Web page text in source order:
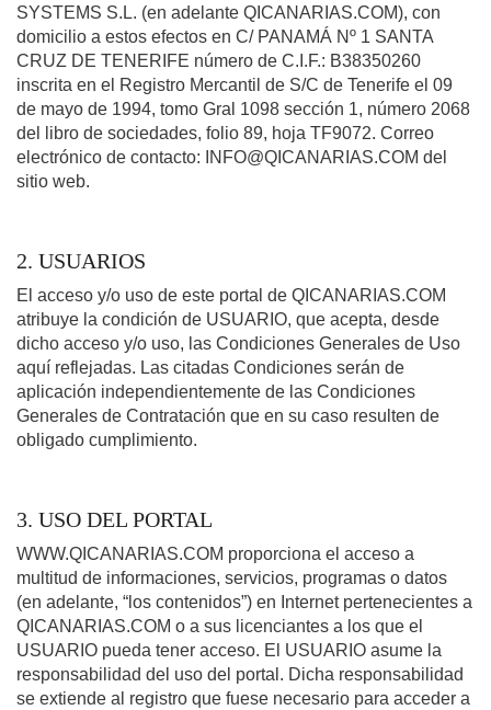
SYSTEMS S.L. (en adelante QICANARIAS.COM), con
domicilio a estos efectos en C/ PANAMÁ Nº 1 SANTA
CRUZ DE TENERIFE número de C.I.F.: B38350260
inscrita en el Registro Mercantil de S/C de Tenerife el 09
de mayo de 1994, tomo Gral 1098 sección 1, número 2068
del libro de sociedades, folio 89, hoja TF9072. Correo
electrónico de contacto: INFO@QICANARIAS.COM del
sitio web.
2. USUARIOS
El acceso y/o uso de este portal de QICANARIAS.COM
atribuye la condición de USUARIO, que acepta, desde
dicho acceso y/o uso, las Condiciones Generales de Uso
aquí reflejadas. Las citadas Condiciones serán de
aplicación independientemente de las Condiciones
Generales de Contratación que en su caso resulten de
obligado cumplimiento.
3. USO DEL PORTAL
WWW.QICANARIAS.COM proporciona el acceso a
multitud de informaciones, servicios, programas o datos
(en adelante, “los contenidos”) en Internet pertenecientes a
QICANARIAS.COM o a sus licenciantes a los que el
USUARIO pueda tener acceso. El USUARIO asume la
responsabilidad del uso del portal. Dicha responsabilidad
se extiende al registro que fuese necesario para acceder a